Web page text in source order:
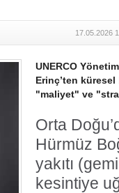
17.05.2026
UNERCO
Erinç’ten
"maliyet" ve
Orta
Hürmüz
yakıtı
kesintiye